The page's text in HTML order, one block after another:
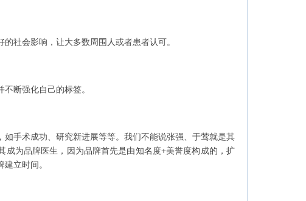
会影响，让大多数周围人或者患者认可。
断强化自己的标签。
手术成功、研究新进展等等。我们不能说张强、于莺就是其
成为品牌医生，因为品牌首先是由知名度+美誉度构成的，扩
立时间。